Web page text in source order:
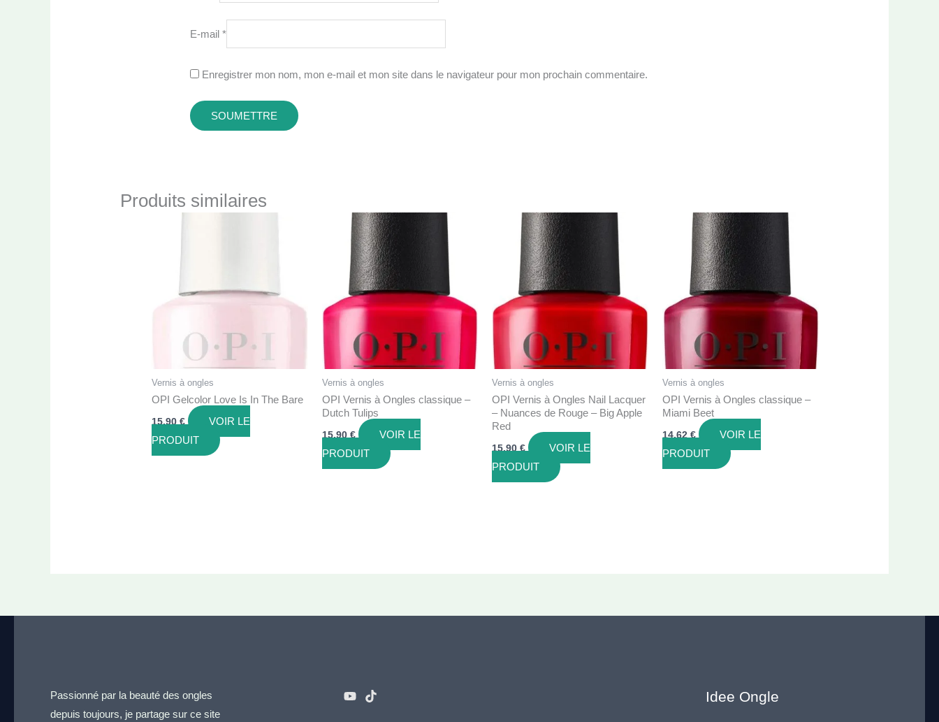
E-mail*
Enregistrer mon nom, mon e-mail et mon site dans le navigateur pour mon prochain commentaire.
Produits similaires
Vernis à ongles
OPI Gelcolor Love Is In The Bare
15,90€
VOIR LE
PRODUIT
Vernis à ongles
OPI Vernis à Ongles classique –
Dutch Tulips
15,90 €
VOIR LE
PRODUIT
Vernis à ongles
OPI Vernis à Ongles Nail Lacquer
– Nuances de Rouge – Big Apple
Red
15,90€
VOIR LE
PRODUIT
Vernis à ongles
OPI Vernis à Ongles classique –
Miami Beet
14,62€
VOIR LE
PRODUIT
Passionné par la beauté des ongles
depuis toujours, je partage sur ce site
Idee Ongle